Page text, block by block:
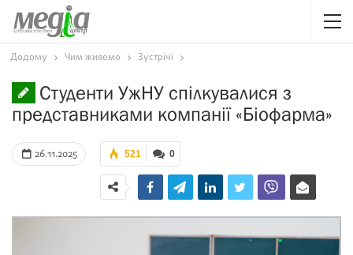
Додому Чим живемо Зустрічі
Студенти УжНУ спілкувалися з
представниками компанії «Біофарма»
26.11.2025 0
521